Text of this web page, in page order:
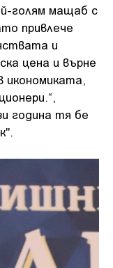
голям мащаб с
привлече
и
цена и върне
икономиката,
година тя бе